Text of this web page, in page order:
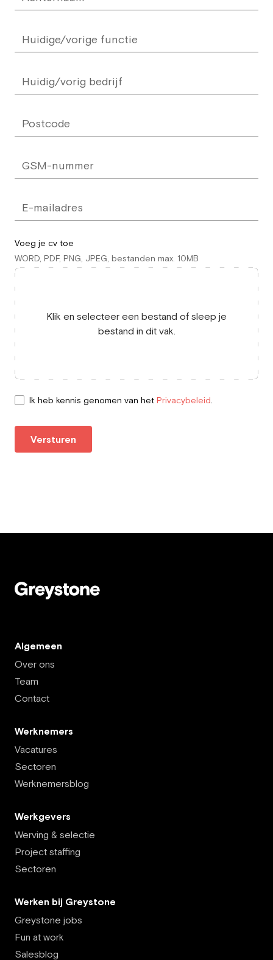
Voeg je cv toe
WORD, PDF, PNG, JPEG, bestanden max. 10MB
Klik en selecteer een bestand of sleep je
bestand in dit vak.
Ik heb kennis genomen van het Privacybeleid
Versturen
Algemeen
Over ons
Team
Contact
Werknemers
Vacatures
Sectoren
Werknemersblog
Werkgevers
Werving & selectie
Project staffing
Sectoren
Werken bij Greystone
Greystone jobs
Fun at work
Salesblog